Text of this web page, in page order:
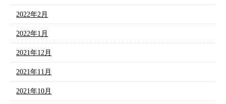
2022年2月
2022年1月
2021年12月
2021年11月
2021年10月